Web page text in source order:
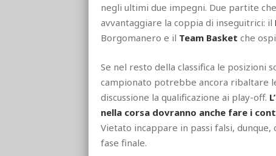
negli ultimi due impegni. Due partite
avvantaggiare la coppia di inseguitrici: il
Borgomanero e il Team Basket che
Se nel resto della classifica le posizioni
campionato potrebbe ancora ribaltare
discussione la qualificazione ai play-off.
nella corsa dovranno anche fare i
Vietato incappare in passi falsi,
fase finale.